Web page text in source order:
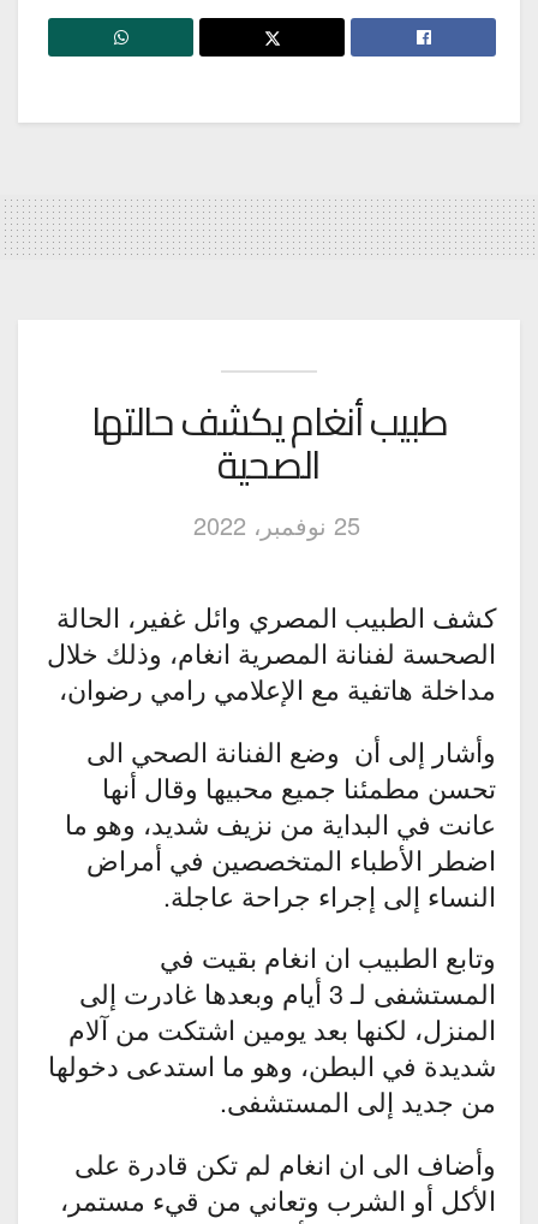
طبيب أنغام يكشف حالتها
الصحية
25 نوفمبر، 2022
كشف الطبيب المصري وائل غفير، الحالة
الصحسة لفنانة المصرية انغام، وذلك خلال
مداخلة هاتفية مع الإعلامي رامي رضوان،
وأشار إلى أن وضع الفنانة الصحي الى
تحسن مطمئنا جميع محبيها وقال أنها
عانت في البداية من نزيف شديد، وهو ما
اضطر الأطباء المتخصصين في أمراض
النساء إلى إجراء جراحة عاجلة.
وتابع الطبيب ان انغام بقيت في
المستشفى لـ 3 أيام وبعدها غادرت إلى
المنزل، لكنها بعد يومين اشتكت من آلام
شديدة في البطن، وهو ما استدعى دخولها
من جديد إلى المستشفى.
وأضاف الى ان انغام لم تكن قادرة على
الأكل أو الشرب وتعاني من قيء مستمر،